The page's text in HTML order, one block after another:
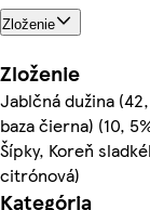
Zloženie
Zloženie
Jablčná dužina
baza čierna) (10,
Šípky, Koreň
citrónová)
Kategória